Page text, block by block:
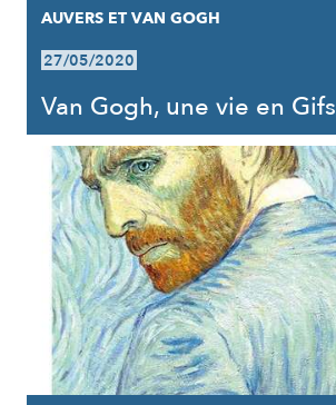
AUVERS ET VAN GOGH
27/05/2020
Van Gogh, une vie en Gifs